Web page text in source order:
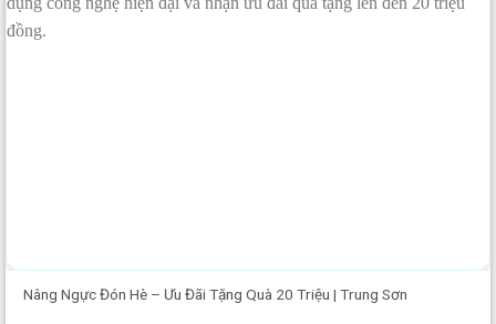
Nâng Ngực Đón Hè – Ưu Đãi Tặng Quà 20 Triệu | Trung Sơn